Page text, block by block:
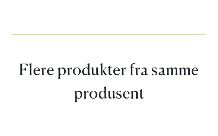
Flere produkter fra samme
produsent